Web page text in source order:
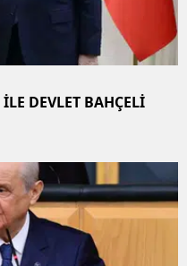
DEVLET BAHÇELİ